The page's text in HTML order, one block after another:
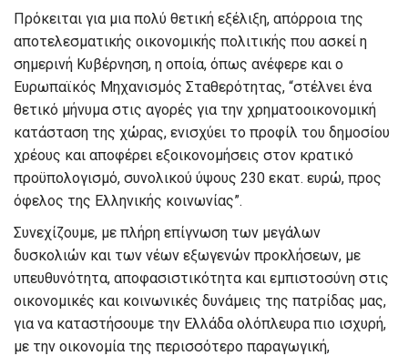
Πρόκειται για μια πολύ θετική εξέλιξη, απόρροια της
αποτελεσματικής οικονομικής πολιτικής που ασκεί η
σημερινή Κυβέρνηση, η οποία, όπως ανέφερε και ο
Ευρωπαϊκός Μηχανισμός Σταθερότητας, “στέλνει ένα
θετικό μήνυμα στις αγορές για την χρηματοοικονομική
κατάσταση της χώρας, ενισχύει το προφίλ του δημοσίου
χρέους και αποφέρει εξοικονομήσεις στον κρατικό
προϋπολογισμό, συνολικού ύψους 230 εκατ. ευρώ, προς
όφελος της Ελληνικής κοινωνίας”.
Συνεχίζουμε, με πλήρη επίγνωση των μεγάλων
δυσκολιών και των νέων εξωγενών προκλήσεων, με
υπευθυνότητα, αποφασιστικότητα και εμπιστοσύνη στις
οικονομικές και κοινωνικές δυνάμεις της πατρίδας μας,
για να καταστήσουμε την Ελλάδα ολόπλευρα πιο ισχυρή,
με την οικονομία της περισσότερο παραγωγική,